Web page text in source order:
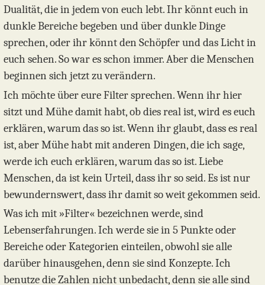
Dualität, die in jedem von euch lebt. Ihr könnt euch in
dunkle Bereiche begeben und über dunkle Dinge
sprechen, oder ihr könnt den Schöpfer und das Licht in
euch sehen. So war es schon immer. Aber die Menschen
beginnen sich jetzt zu verändern.
Ich möchte über eure Filter sprechen. Wenn ihr hier
sitzt und Mühe damit habt, ob dies real ist, wird es euch
erklären, warum das so ist. Wenn ihr glaubt, dass es real
ist, aber Mühe habt mit anderen Dingen, die ich sage,
werde ich euch erklären, warum das so ist. Liebe
Menschen, da ist kein Urteil, dass ihr so seid. Es ist nur
bewundernswert, dass ihr damit so weit gekommen seid.
Was ich mit »Filter« bezeichnen werde, sind
Lebenserfahrungen. Ich werde sie in 5 Punkte oder
Bereiche oder Kategorien einteilen, obwohl sie alle
darüber hinausgehen, denn sie sind Konzepte. Ich
benutze die Zahlen nicht unbedacht, denn sie alle sind